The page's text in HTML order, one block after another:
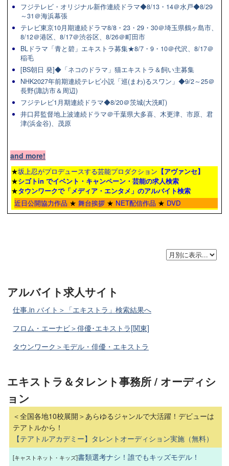
フジテレビ・オリジナル新作連続ドラマ◆8/13・14＠水戸◆8/29
～31＠海浜幕張
テレビ東京10月期連続ドラマ8/8・23・29・30＠埼玉県鶴ヶ島市、
8/12＠港区、8/17＠渋谷区、8/26＠町田市
BLドラマ「青と碧」エキストラ募集★8/7・9・10＠代沢、8/17＠
稲毛
[BS朝日 発]◆「ネコのドラマ」猫エキストラ＆飼い主募集
NHK2027年前期連続テレビ小説「巡(まわ)るスワン」◆9/2～25＠
長野(諏訪市＆周辺)
フジテレビ1月期連続ドラマ◆8/20＠茨城(大洗町)
井口昇監督地上波連続ドラマ＠千葉県大多喜、木更津、市原、君
津(浜金谷)、茂原
and more!
★坂上忍がプロデュースする芸能プロダクション 【アヴァンセ】
★シゴトin でイベント・キャンペーン・芸能の求人検索
★タウンワークで「メディア・エンタメ」のアルバイト検索
近日公開協力作品 ★ 舞台挨拶 ★ NET配信作品 ★ DVD
アルバイト求人サイト
仕事.in バイト＞「エキストラ」検索結果へ
フロム・エーナビ＞俳優･エキストラ[関東]
タウンワーク＞モデル・俳優・エキストラ
エキストラ＆タレント事務所 / オーディシ
ョン
＜全国各地10校展開＞あらゆるジャンルで大活躍！デビューは
テアトルから！
【テアトルアカデミー】タレントオーディション実施（無料）
[キャストネット・キッズ]書類選考ナシ！誰でもキッズモデル！